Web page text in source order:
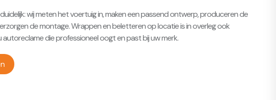
wij meten het voertuig in, maken een passend ontwerp, produceren de
de montage. Wrappen en beletteren op locatie is in overleg ook
autoreclame die professioneel oogt en past bij uw merk.